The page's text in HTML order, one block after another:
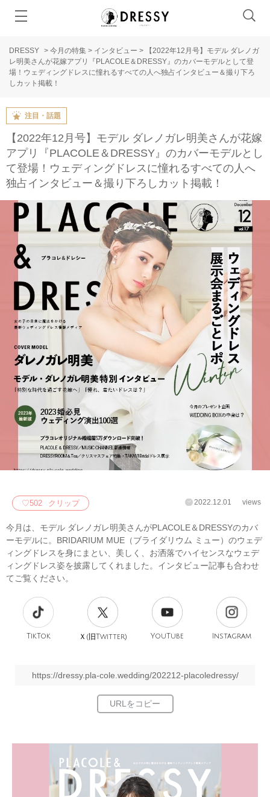
DRESSY > 今月の特集 > インタビュー >
【2022年12月号】モデル ダレノガ
レ明美さんが花嫁アプリ『PLACOLE＆DRESSY』のカバーモデルとして登
場！ウェディングドレスに憧れるすべての人へ独占インタビュー＆撮り下ろ
しカット掲載！
注目・話題
【2022年12月号】モデル ダレノガレ明美さんが花嫁
アプリ『PLACOLE＆DRESSY』のカバーモデルとし
て登場！ウェディングドレスに憧れるすべての人へ
独占インタビュー＆撮り下ろしカット掲載！
♡502 クリップ 2022.12.01 views
今月は、モデル ダレノガレ明美さんがPLACOLE＆DRESSYのカバ
ーモデルに。BRIDARIUM MUE（ブライダリウム ミュー）のウェデ
ィングドレスを身にまとい、美しく、お洒落でハイセンスなウェデ
ィングドレス姿を披露してくれました。インタビュー記事も合わせ
てご覧ください。
TikTok Ｘ(旧Twitter) YouTube Instagram
https://dressy.pla-cole.wedding/202212-placoledressy/